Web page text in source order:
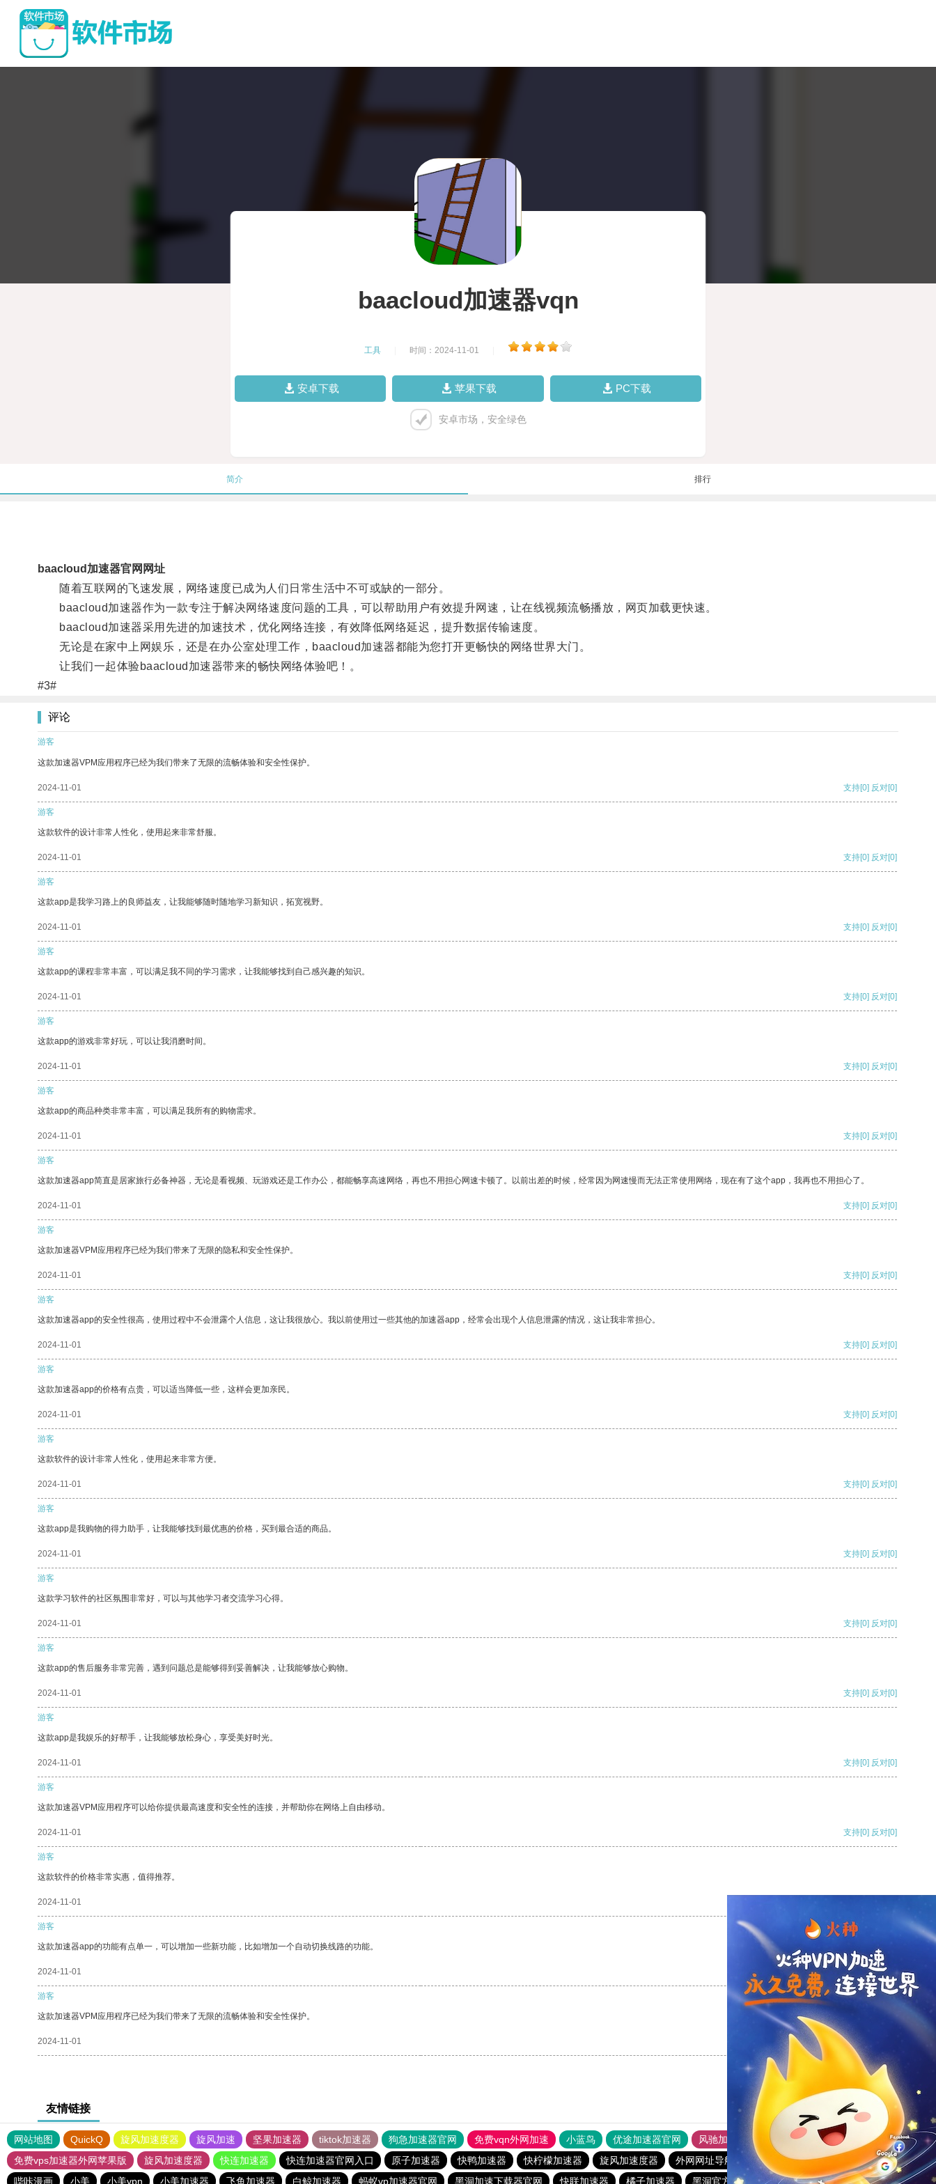
baacloud加速器vqn
工具 时间：2024-11-01
安卓下载 苹果下载 PC下载
安卓市场，安全绿色
简介 排行
baacloud加速器官网网址
随着互联网的飞速发展，网络速度已成为人们日常生活中不可或缺的一部分。
baacloud加速器作为一款专注于解决网络速度问题的工具，可以帮助用户有效提升网速，让在线视频流畅播放，网页加载更快速。
baacloud加速器采用先进的加速技术，优化网络连接，有效降低网络延迟，提升数据传输速度。
无论是在家中上网娱乐，还是在办公室处理工作，baacloud加速器都能为您打开更畅快的网络世界大门。
让我们一起体验baacloud加速器带来的畅快网络体验吧！。
#3#
评论
游客
这款加速器VPM应用程序已经为我们带来了无限的流畅体验和安全性保护。
2024-11-01 支持[0] 反对[0]
游客
这款软件的设计非常人性化，使用起来非常舒服。
2024-11-01 支持[0] 反对[0]
游客
这款app是我学习路上的良师益友，让我能够随时随地学习新知识，拓宽视野。
2024-11-01 支持[0] 反对[0]
游客
这款app的课程非常丰富，可以满足我不同的学习需求，让我能够找到自己感兴趣的知识。
2024-11-01 支持[0] 反对[0]
游客
这款app的游戏非常好玩，可以让我消磨时间。
2024-11-01 支持[0] 反对[0]
游客
这款app的商品种类非常丰富，可以满足我所有的购物需求。
2024-11-01 支持[0] 反对[0]
游客
这款加速器app简直是居家旅行必备神器，无论是看视频、玩游戏还是工作办公，都能畅享高速网络，再也不用担心网速卡顿了。以前出差的时候，经常因为网速慢而无法正常使用网络，现在有了这个app，我再也不用担心了。
2024-11-01 支持[0] 反对[0]
游客
这款加速器VPM应用程序已经为我们带来了无限的隐私和安全性保护。
2024-11-01 支持[0] 反对[0]
游客
这款加速器app的安全性很高，使用过程中不会泄露个人信息，这让我很放心。我以前使用过一些其他的加速器app，经常会出现个人信息泄露的情况，这让我非常担心。
2024-11-01 支持[0] 反对[0]
游客
这款加速器app的价格有点贵，可以适当降低一些，这样会更加亲民。
2024-11-01 支持[0] 反对[0]
游客
这款软件的设计非常人性化，使用起来非常方便。
2024-11-01 支持[0] 反对[0]
游客
这款app是我购物的得力助手，让我能够找到最优惠的价格，买到最合适的商品。
2024-11-01 支持[0] 反对[0]
游客
这款学习软件的社区氛围非常好，可以与其他学习者交流学习心得。
2024-11-01 支持[0] 反对[0]
游客
这款app的售后服务非常完善，遇到问题总是能够得到妥善解决，让我能够放心购物。
2024-11-01 支持[0] 反对[0]
游客
这款app是我娱乐的好帮手，让我能够放松身心，享受美好时光。
2024-11-01 支持[0] 反对[0]
游客
这款加速器VPM应用程序可以给你提供最高速度和安全性的连接，并帮助你在网络上自由移动。
2024-11-01 支持[0] 反对[0]
游客
这款软件的价格非常实惠，值得推荐。
2024-11-01
游客
这款加速器app的功能有点单一，可以增加一些新功能，比如增加一个自动切换线路的功能。
2024-11-01 支持 [0] 反对 [0]
游客
这款加速器VPM应用程序已经为我们带来了无限的流畅体验和安全性保护。
2024-11-01 支持
友情链接
网站地图 QuickQ 旋风加速度器 旋风加速 坚果加速器 tiktok加速器 狗急加速器官网 免费vqn外网加速 小蓝鸟 优途加速器官网 风驰加速器
旋风加速器
免费vps加速器外网苹果版
旋风加速度器 快连加速器 快连加速器官网入口 原子加速器 快鸭加速器 快柠檬加速器 旋风加速度器 外网网址导航 软件中心 雷霆加速
狂飙加速器
哔咔漫画
小美 小美vpn 小美加速器 飞鱼加速器 白鲸加速器 蚂蚁vp加速器官网 黑洞加速下载器官网 快联加速器 橘子加速器 黑洞官方加速器 2023免费加速神器